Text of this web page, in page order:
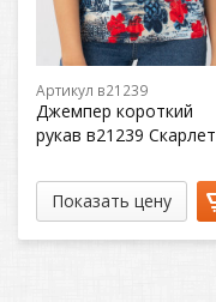
Артикул в21239
Джемпер короткий
рукав в21239 Скарлет
Показать цену